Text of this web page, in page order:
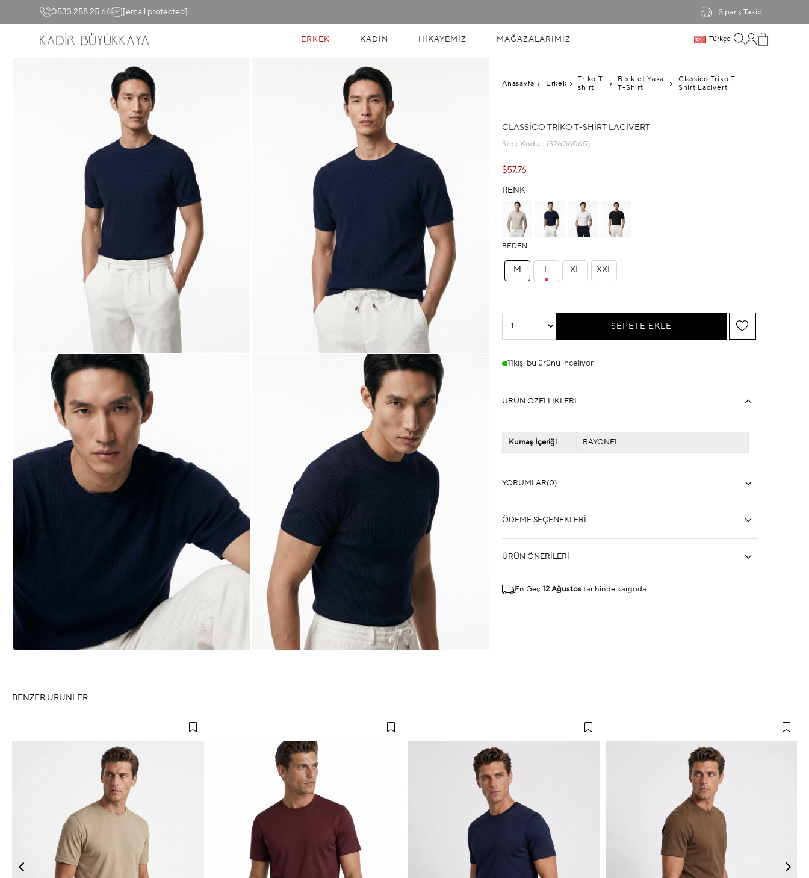
0533 258 25 66 [email protected] Sipariş Takibi
ERKEK KADIN HIKAYEMIZ MAĞAZALARIMIZ Türkçe
Anasayfa Erkek
Triko T-
shirt
Bisiklet Yaka
T-Shirt
Classico Triko T-
Shirt Lacivert
CLASSICO TRIKO T-SHIRT LACIVERT
Stok Kodu (S2606065)
$57.76
RENK
BEDEN
M L XL XXL
11 kişi bu ürünü inceliyor
ÜRÜN ÖZELLIKLERI
Kumaş İçeriği RAYONEL
YORUMLAR(0)
ÖDEME SEÇENEKLERI
ÜRÜN ÖNERILERI
En Geç12 Ağustos tarihinde kargoda.
BENZER ÜRÜNLER